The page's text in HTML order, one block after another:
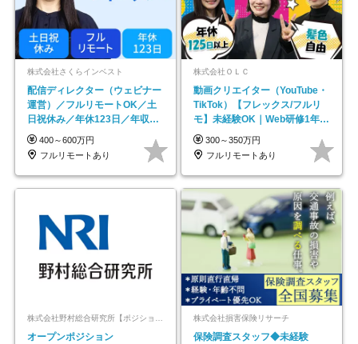
株式会社さくらインベスト
配信ディレクター（ウェビナー
運営）／フルリモートOK／土
日祝休み／年休123日／年収
600万円可
400～600万円
フルリモートあり
株式会社ＯＬＣ
動画クリエイター（YouTube・
TikTok）【フレックス/フルリ
モ】未経験OK｜Web研修1年間
｜副業OK
300～350万円
フルリモートあり
オープンポジション
株式会社損害保険リサーチ
保険調査スタッフ◆未経験